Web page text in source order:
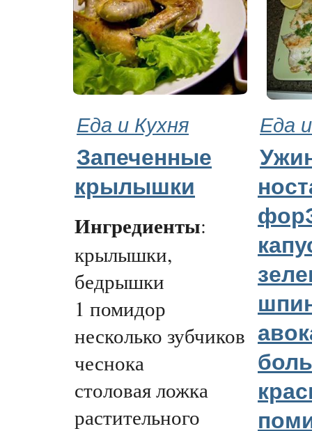
Еда и Кухня Еда
Запеченные
крылышки
Ингредиенты:
крылышки,
бедрышки
1 помидор
несколько зубчиков
чеснока
столовая ложка
растительного